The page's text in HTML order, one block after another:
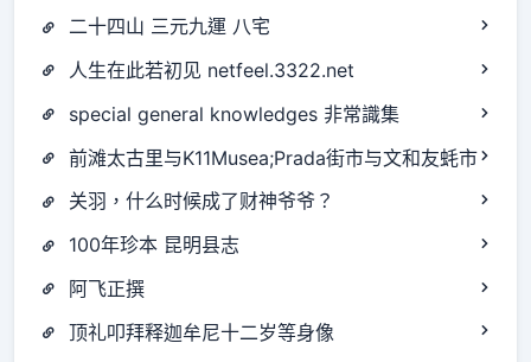
二十四山 三元九運 八宅
人生在此若初见 netfeel.3322.net
special general knowledges 非常識集
前滩太古里与K11Musea;Prada街市与文和友蚝市
关羽，什么时候成了财神爷爷？
100年珍本 昆明县志
阿飞正撰
顶礼叩拜释迦牟尼十二岁等身像